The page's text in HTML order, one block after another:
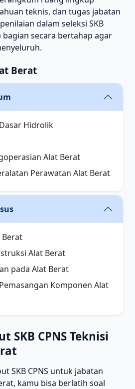
teknis, dan tugas jabatan
dalam seleksi SKB
bagian secara bertahap agar
Berat
Hidrolik
Alat Berat
Perawatan Alat Berat
Berat
Alat Berat
pada Alat Berat
Komponen Alat
SKB CPNS Teknisi
SKB CPNS untuk jabatan
kamu bisa berlatih soal